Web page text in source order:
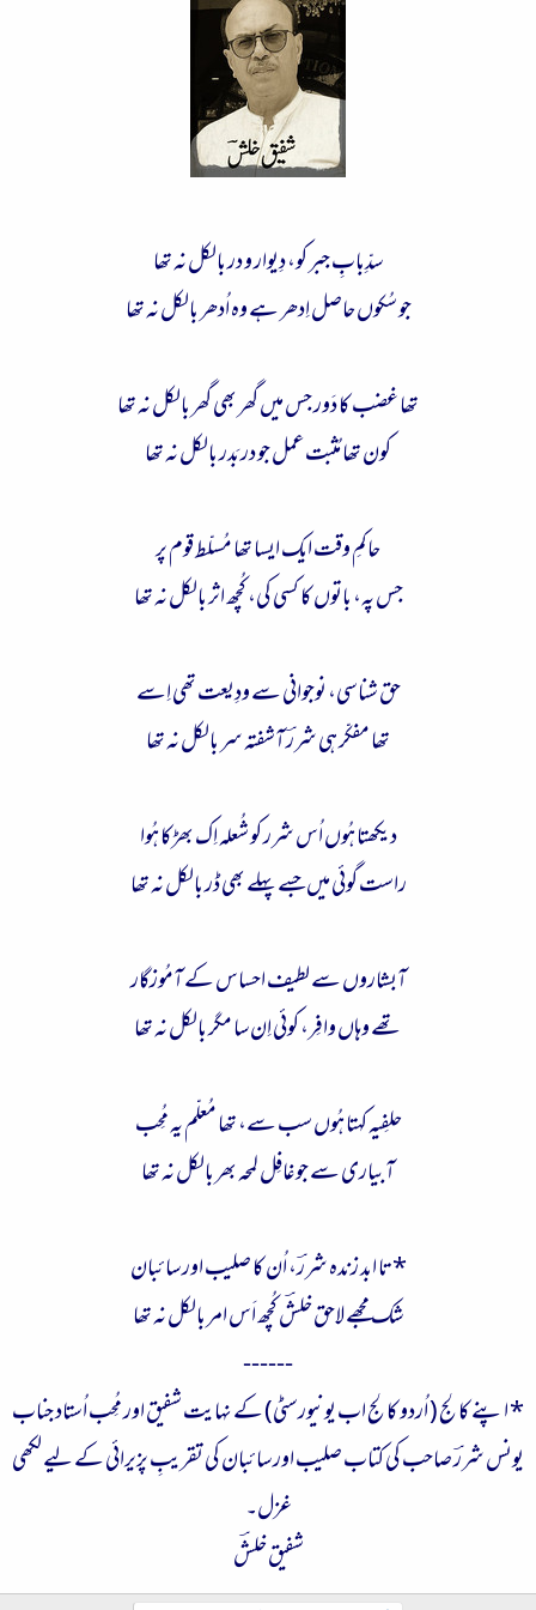
سدِّبابِ جبر کو، دِیوار و در بالکل نہ تھا
جو سُکوں حاصل اِدھر ہے وہ اُدھر بالکل نہ تھا
تھا غضب کا دَور جس میں گھر بھی گھر بالکل نہ تھا
کون تھا مُثبت عمل جو در بَدر بالکل نہ تھا
حاکمِ وقت ایک ایسا تھا مُسلّط قوم پر
جس پہ، باتوں کا کسی کی، کُچھ اثر بالکل نہ تھا
حق شناسی، نوجوانی سے ودِیعت تھی اِسے
تھا مفکّر ہی شررؔ آشفتہ سر بالکل نہ تھا
دیکھتا ہُوں اُس شرر کو شُعلہ اِک بھڑکا ہُوا
راست گوئی میں جسے پہلے بھی ڈر بالکل نہ تھا
آبشاروں سے لطیف احساس کے آمُوزگار
تھے وہاں وافِر، کوئی اِن سا مگر بالکل نہ تھا
حلفِیہ کہتا ہُوں سب سے، تھا مُعلّم یہ مُحِب
آبیاری سے جوغافِل لمحہ بھر بالکل نہ تھا
* تا ابد زندہ شررؔ، اُن کا صلیب اور سائبان
شک مجھے لاحق خلشؔ کُچھ اَس امر بالکل نہ تھا
------
* اپنے کالج ( اُردو کالج اب یونیورسٹی) کے نہایت شفیق اور مُحِب اُستاد جناب
یونس شررؔ صاحب کی کتاب صلیب اور سائبان کی تقریبِ پزیرائی کے لیے لکھی
غزل۔
شفیق خلشؔ